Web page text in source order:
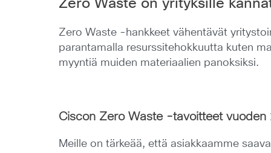
Zero Waste on yrityksille
Zero Waste -hankkeet vähentävät
parantamalla resurssitehokkuutta kuten
myyntiä muiden materiaalien panoksiksi.
Ciscon Zero Waste -tavoitteet
Meille on tärkeää, että asiakkaamme